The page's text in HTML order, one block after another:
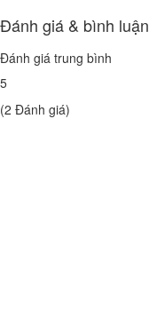
Đánh giá & bình luận
Đánh giá trung bình
5
(2 Đánh giá)